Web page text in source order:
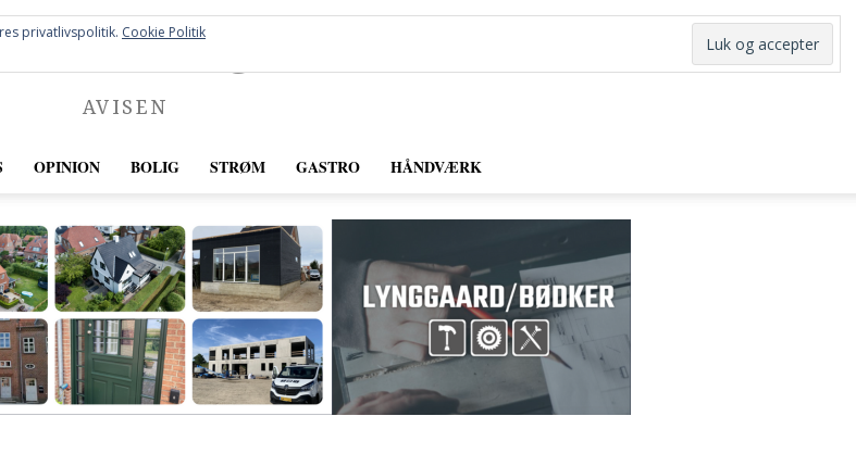
AVISEN
OPINION BOLIG STRØM GASTRO HÅNDVÆRK
privatlivspolitik. Cookie Politik